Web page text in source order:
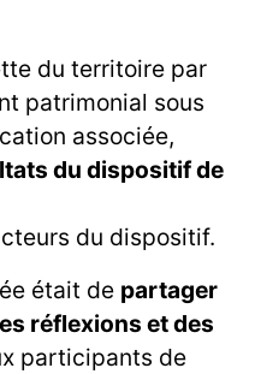
du territoire par
patrimonial sous
associée,
du dispositif de
du dispositif.
était de partager
réflexions et des
participants de